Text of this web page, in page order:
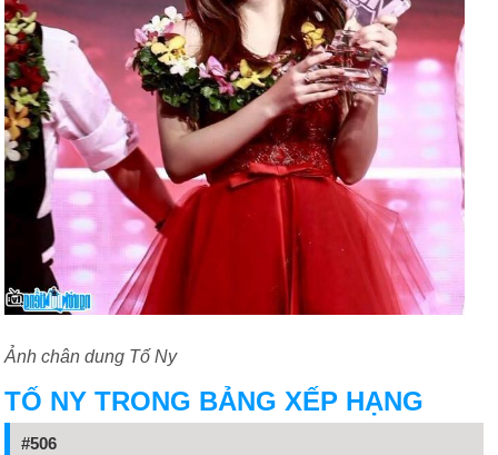
Ảnh chân dung Tố Ny
TỐ NY TRONG BẢNG XẾP HẠNG
#506